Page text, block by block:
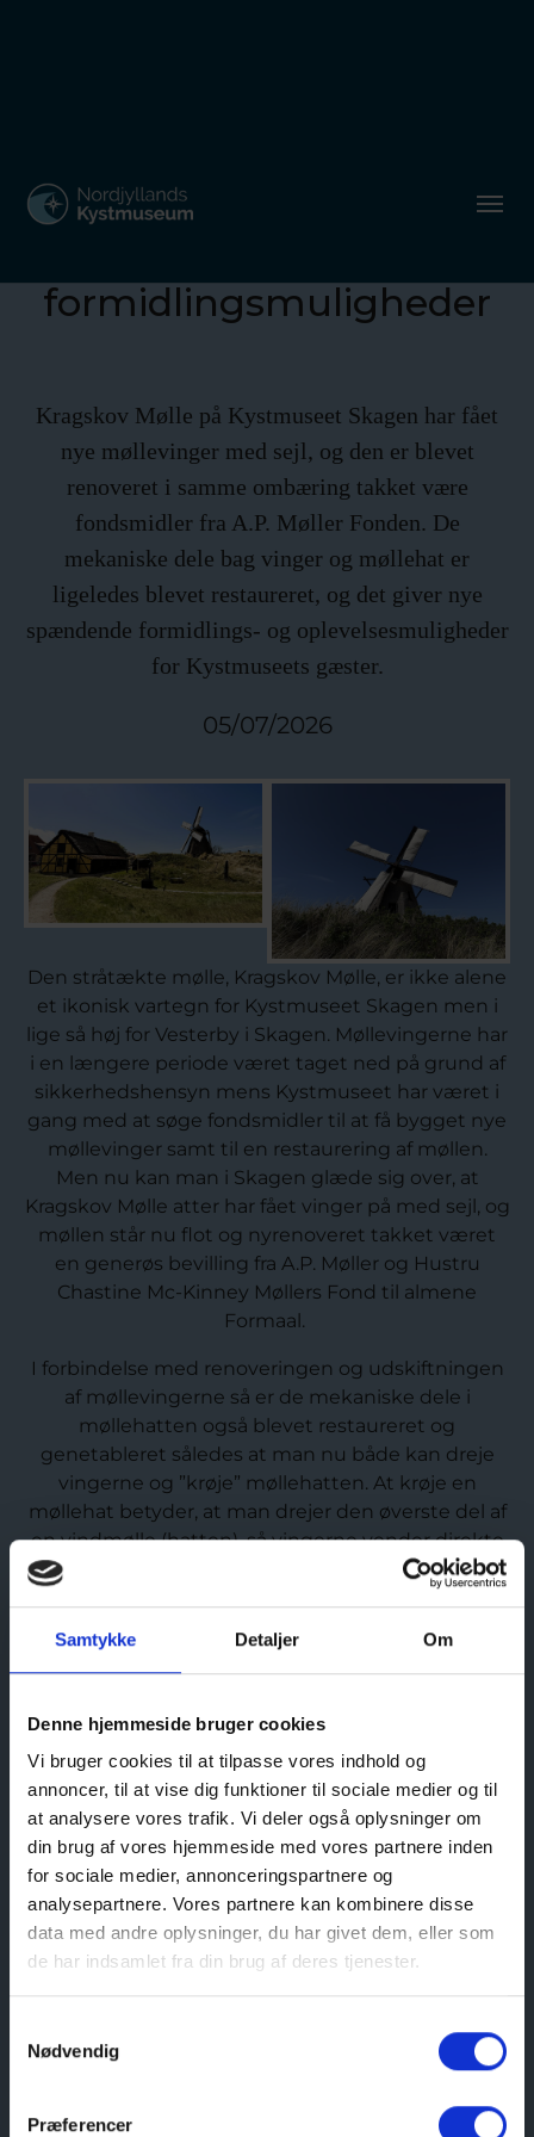
Samtykke Detaljer Om
Denne hjemmeside bruger cookies
Vi bruger cookies til at tilpasse vores indhold og
annoncer, til at vise dig funktioner til sociale medier og til
at analysere vores trafik. Vi deler også oplysninger om
din brug af vores hjemmeside med vores partnere inden
for sociale medier, annonceringspartnere og
analysepartnere. Vores partnere kan kombinere disse
data med andre oplysninger, du har givet dem, eller som
de har indsamlet fra din brug af deres tjenester.
Nødvendig
Præferencer
Restaurering af
formidlingsmuligheder
Kragskov Mølle på Kystmuseet Skagen har fået
nye møllevinger med sejl, og den er blevet
renoveret i samme ombæring takket være
fondsmidler fra A.P. Møller Fonden. De
mekaniske dele bag vinger og møllehat er
ligeledes blevet restaureret, og det giver nye
spændende formidlings- og oplevelsesmuligheder
for Kystmuseets gæster.
05/07/2026
Den stråtækte mølle, Kragskov Mølle, er ikke alene
et ikonisk vartegn for Kystmuseet Skagen men i
lige så høj for Vesterby i Skagen. Møllevingerne har
i en længere periode været taget ned på grund af
sikkerhedshensyn mens Kystmuseet har været i
gang med at søge fondsmidler til at få bygget nye
møllevinger samt til en restaurering af møllen.
Men nu kan man i Skagen glæde sig over, at
Kragskov Mølle atter har fået vinger på med sejl, og
møllen står nu flot og nyrenoveret takket været
en generøs bevilling fra A.P. Møller og Hustru
Chastine Mc-Kinney Møllers Fond til almene
Formaal.
I forbindelse med renoveringen og udskiftningen
af møllevingerne så er de mekaniske dele i
møllehatten også blevet restaureret og
genetableret således at man nu både kan dreje
vingerne og ”krøje” møllehatten. At krøje en
møllehat betyder, at man drejer den øverste del af
en vindmølle (hatten), så vingerne vender direkte
op mod vinden. Dette er nødvendigt for, at møllen
kan udnytte vindenergien effektivt.
Nye oplevelses- og formidlingsmuligheder
glade for den veloverståede restaurering af
Kragskov Mølle. Maria Groes Eldh, konstitueret
direktør samt Salg- og marketingchef hos
Nordjyllands Kystmuseum udtaler: ”Vi er meget
taknemmelige for, at Kystmuseet med den
generøse donation fra A.P. Møller Fonden atter har
fået vinger på Kragskov Mølle og endda nu også
med sejl på vingerne. Det glæder både os på
museet, Skagboerne og alle vores gæster. Møllens
vinger har ikke drejet rundt i mange år, så for
planer om at etablere et lille møllelaug, som kan
hjælpe museet med at holde vingerne i gang og
formidlingsaktiviteter, som vi er i gang med at